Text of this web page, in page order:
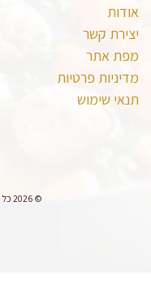
אודות
יצירת קשר
מפת אתר
מדיניות פרטיות
תנאי שימוש
© 2026 כל הזכויות שמורות לניחוח מתוק